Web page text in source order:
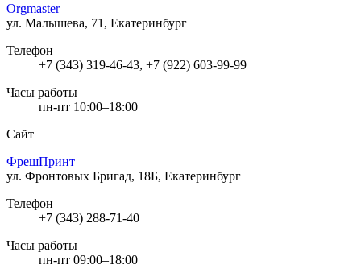
Orgmaster
ул. Малышева, 71, Екатеринбург
Телефон
+7 (343) 319-46-43, +7 (922) 603-99-99
Часы работы
пн-пт 10:00–18:00
Сайт
ФрешПринт
ул. Фронтовых Бригад, 18Б, Екатеринбург
Телефон
+7 (343) 288-71-40
Часы работы
пн-пт 09:00–18:00